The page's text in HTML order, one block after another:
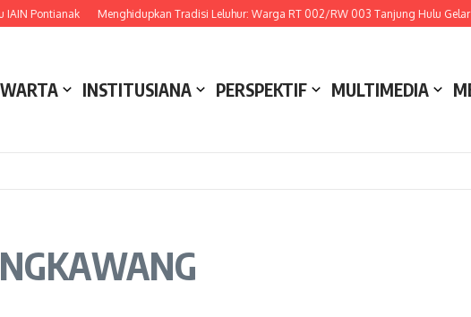
Pontianak Menghidupkan Tradisi Leluhur: Warga RT 002/RW 003 Tanjung Hulu
WARTA INSTITUSIANA PERSPEKTIF MULTIMEDIA